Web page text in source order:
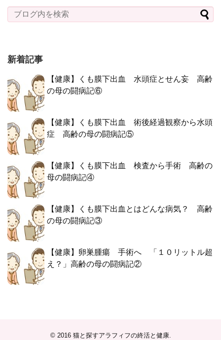
新着記事
【健康】くも膜下出血 水頭症とせん妄 高齢
の母の闘病記⑥
【健康】くも膜下出血 術後経過観察から水頭
症 高齢の母の闘病記⑤
【健康】くも膜下出血 検査から手術 高齢の
母の闘病記④
【健康】くも膜下出血とはどんな病気？ 高齢
の母の闘病記③
【健康】卵巣腫瘍 手術へ 「１０リットル超
え？」高齢の母の闘病記②
© 2016 猫と探すアラフィフの終活と健康.